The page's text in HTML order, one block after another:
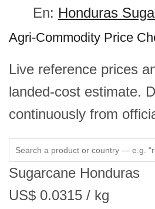
En: Honduras
Agri-Commodity Price
Live reference prices
landed-cost estimate.
continuously from
Sugarcane Honduras
US$ 0.0315 / kg